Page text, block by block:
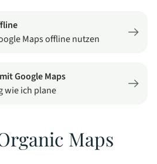
Maps offline nutzen
Google Maps
wie ich plane
Maps